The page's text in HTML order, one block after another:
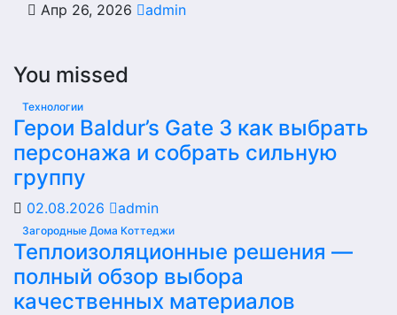
Апр 26, 2026 admin
You missed
Технологии
Герои Baldur’s Gate 3 как выбрать
персонажа и собрать сильную
группу
02.08.2026 admin
Загородные Дома Коттеджи
Теплоизоляционные решения —
полный обзор выбора
качественных материалов